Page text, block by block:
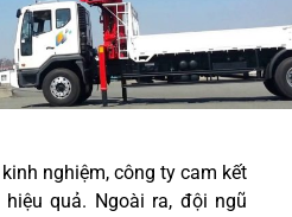
nghiệm, công ty cam kết
quả. Ngoài ra, đội ngũ